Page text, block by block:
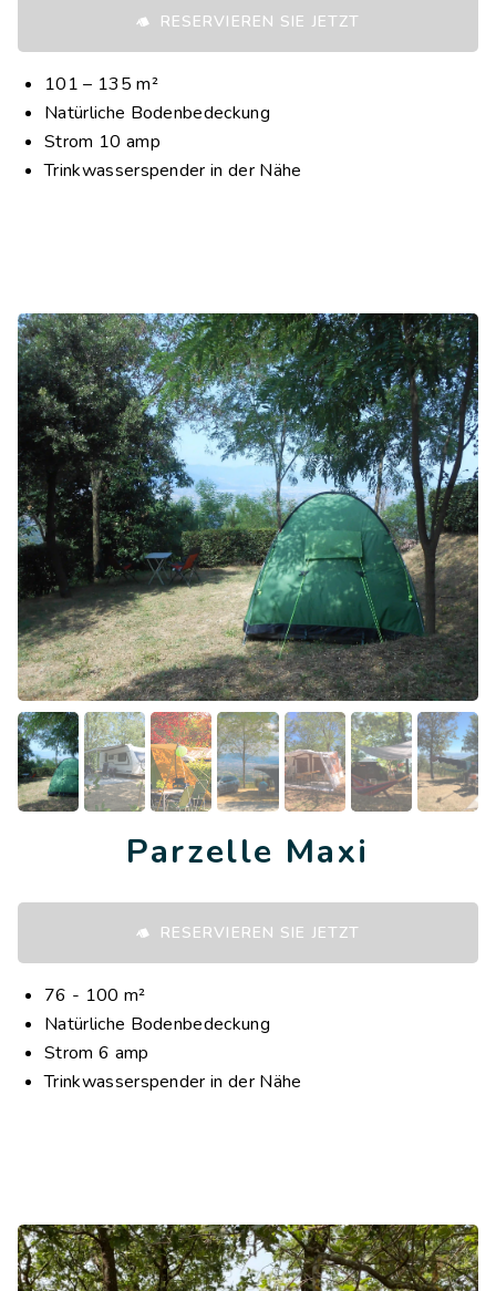
RESERVIEREN SIE JETZT
101 – 135 m²
Natürliche Bodenbedeckung
Strom 10 amp
Trinkwasserspender in der Nähe
Parzelle Maxi
RESERVIEREN SIE JETZT
76 - 100 m²
Natürliche Bodenbedeckung
Strom 6 amp
Trinkwasserspender in der Nähe